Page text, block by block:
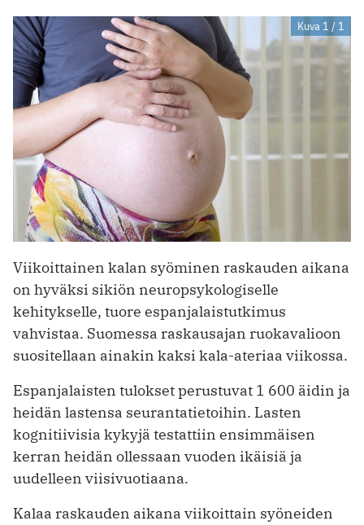
Kuva 1 / 1
Viikoittainen kalan syöminen raskauden aikana
on hyväksi sikiön neuropsykologiselle
kehitykselle, tuore espanjalaistutkimus
vahvistaa. Suomessa raskausajan ruokavalioon
suositellaan ainakin kaksi kala-ateriaa viikossa.
Espanjalaisten tulokset perustuvat 1 600 äidin ja
heidän lastensa seurantatietoihin. Lasten
kognitiivisia kykyjä testattiin ensimmäisen
kerran heidän ollessaan vuoden ikäisiä ja
uudelleen viisivuotiaana.
Kalaa raskauden aikana viikoittain syöneiden